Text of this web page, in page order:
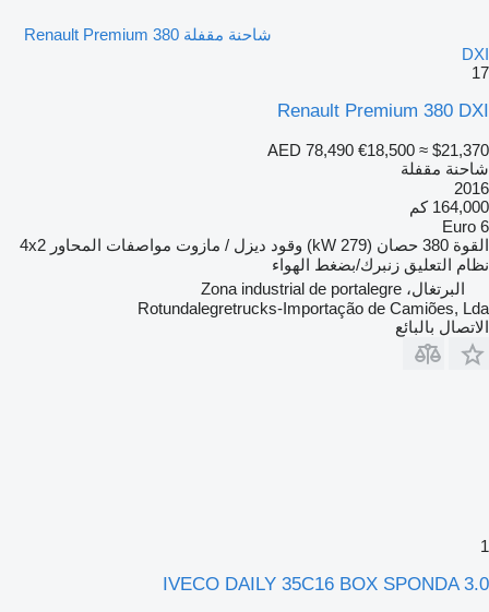
شاحنة مقفلة Renault Premium 380
DXI
17
Renault Premium 380 DXI
AED 78,490 €18,500 ≈ $21,370
شاحنة مقفلة
2016
164,000 كم
Euro 6
القوة 380 حصان (279 kW) وقود ديزل / مازوت مواصفات المحاور 4x2
نظام التعليق زنبرك/بضغط الهواء
البرتغال، Zona industrial de portalegre
Rotundalegretrucks-Importação de Camiões, Lda
الاتصال بالبائع
1
IVECO DAILY 35C16 BOX SPONDA 3.0